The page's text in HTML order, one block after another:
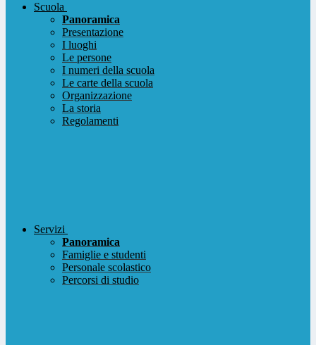
Scuola
Panoramica
Presentazione
I luoghi
Le persone
I numeri della scuola
Le carte della scuola
Organizzazione
La storia
Regolamenti
Servizi
Panoramica
Famiglie e studenti
Personale scolastico
Percorsi di studio